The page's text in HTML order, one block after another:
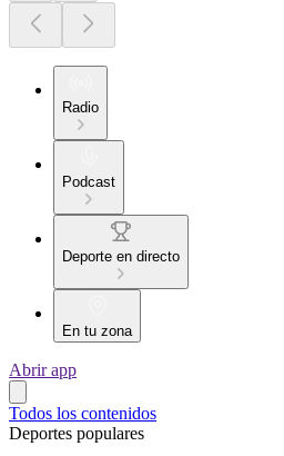
Radio
Podcast
Deporte en directo
En tu zona
Abrir app
Todos los contenidos
Deportes populares